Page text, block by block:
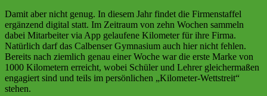
Damit aber nicht genug. In diesem Jahr findet die Firmenstaffel
ergänzend digital statt. Im Zeitraum von zehn Wochen sammeln
dabei Mitarbeiter via App gelaufene Kilometer für ihre Firma.
Natürlich darf das Calbenser Gymnasium auch hier nicht fehlen.
Bereits nach ziemlich genau einer Woche war die erste Marke von
1000 Kilometern erreicht, wobei Schüler und Lehrer gleichermaßen
engagiert sind und teils im persönlichen „Kilometer-Wettstreit“
stehen.